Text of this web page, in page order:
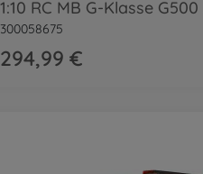
300058675
294,99 €